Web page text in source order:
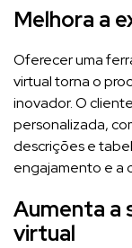
Melhora a
Oferecer uma
virtual torna o
inovador. O
personalizada,
descrições e
engajamento e a
Aumenta a
virtual